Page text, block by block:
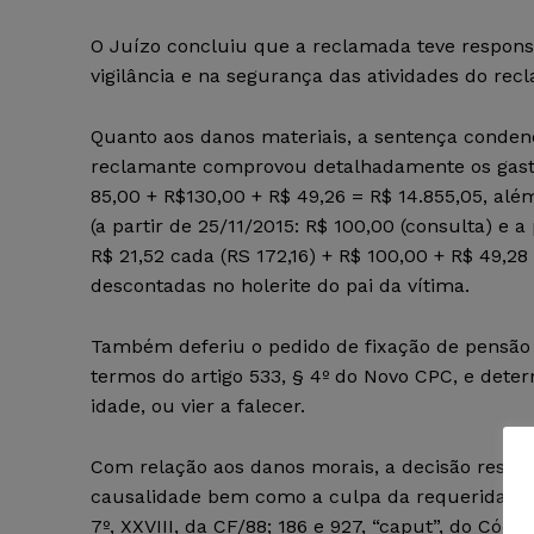
O Juízo concluiu que a reclamada teve
vigilância e na segurança das atividades do
Quanto aos danos materiais, a sentença
reclamante comprovou detalhadamente os
85,00 + R$130,00 + R$ 49,26 = R$ 14.855,05,
(a partir de 25/11/2015: R$ 100,00 (consulta) e
R$ 21,52 cada (RS 172,16) + R$ 100,00 + R$
descontadas no holerite do pai da vítima.
Também deferiu o pedido de fixação de
termos do artigo 533, § 4º do Novo CPC, e
idade, ou vier a falecer.
Com relação aos danos morais, a decisão
causalidade bem como a culpa da requerida,
7º, XXVIII, da CF/88; 186 e 927, “caput”, do